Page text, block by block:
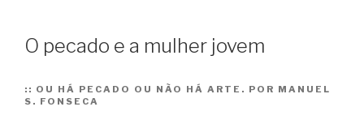
O pecado e a mulher jovem
:: OU HÁ PECADO OU NÃO HÁ ARTE. POR MANUEL
S. FONSECA